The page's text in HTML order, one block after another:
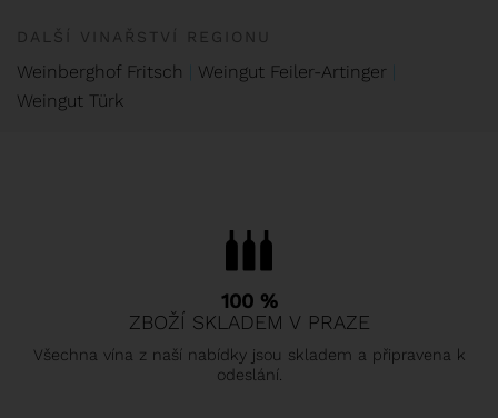
DALŠÍ VINAŘSTVÍ REGIONU
Weinberghof Fritsch
Weingut Feiler-Artinger
Weingut Türk
100 %
ZBOŽÍ SKLADEM V PRAZE
Všechna vína z naší nabídky jsou skladem a připravena k
odeslání.